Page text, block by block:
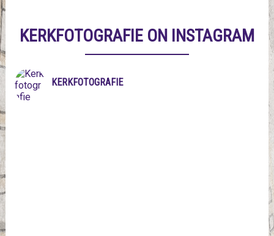
KERKFOTOGRAFIE ON INSTAGRAM
KERKFOTOGRAFIE